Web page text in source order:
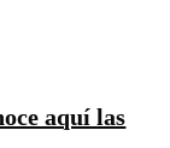
aquí las